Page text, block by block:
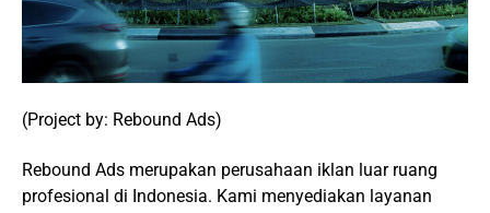
(Project by: Rebound Ads)
Rebound Ads merupakan perusahaan iklan luar ruang
profesional di Indonesia. Kami menyediakan layanan